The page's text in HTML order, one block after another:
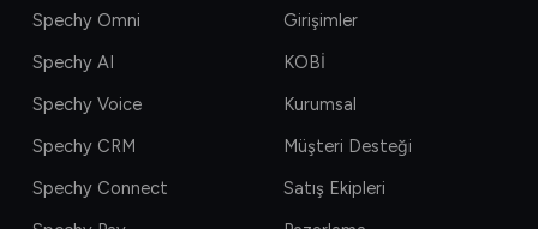
Spechy Omni
Spechy AI
Spechy Voice
Spechy CRM
Spechy Connect
Girişimler
KOBİ
Kurumsal
Müşteri Desteği
Satış Ekipleri